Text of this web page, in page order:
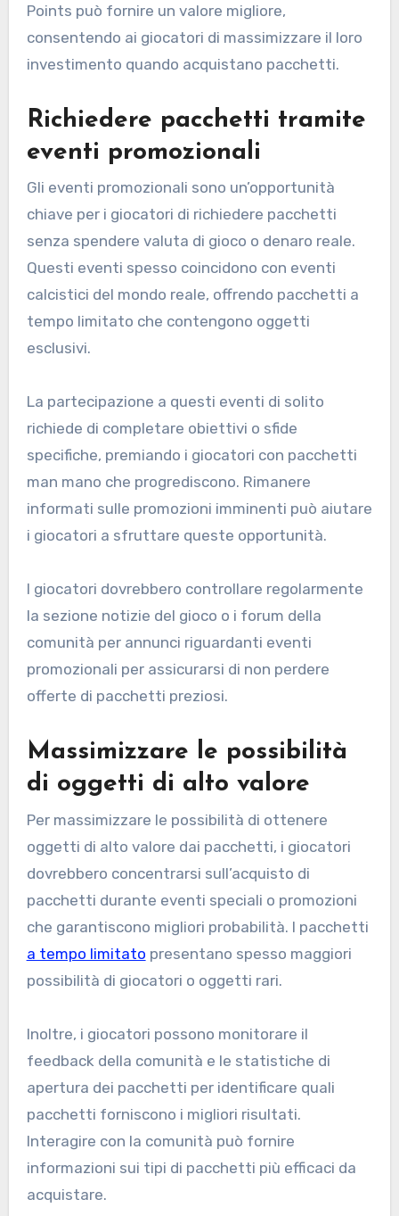
Points può fornire un valore migliore,
consentendo ai giocatori di massimizzare il loro
investimento quando acquistano pacchetti.
Richiedere pacchetti tramite
eventi promozionali
Gli eventi promozionali sono un’opportunità
chiave per i giocatori di richiedere pacchetti
senza spendere valuta di gioco o denaro reale.
Questi eventi spesso coincidono con eventi
calcistici del mondo reale, offrendo pacchetti a
tempo limitato che contengono oggetti
esclusivi.
La partecipazione a questi eventi di solito
richiede di completare obiettivi o sfide
specifiche, premiando i giocatori con pacchetti
man mano che progrediscono. Rimanere
informati sulle promozioni imminenti può aiutare
i giocatori a sfruttare queste opportunità.
I giocatori dovrebbero controllare regolarmente
la sezione notizie del gioco o i forum della
comunità per annunci riguardanti eventi
promozionali per assicurarsi di non perdere
offerte di pacchetti preziosi.
Massimizzare le possibilità
di oggetti di alto valore
Per massimizzare le possibilità di ottenere
oggetti di alto valore dai pacchetti, i giocatori
dovrebbero concentrarsi sull’acquisto di
pacchetti durante eventi speciali o promozioni
che garantiscono migliori probabilità. I pacchetti
a tempo limitato presentano spesso maggiori
possibilità di giocatori o oggetti rari.
Inoltre, i giocatori possono monitorare il
feedback della comunità e le statistiche di
apertura dei pacchetti per identificare quali
pacchetti forniscono i migliori risultati.
Interagire con la comunità può fornire
informazioni sui tipi di pacchetti più efficaci da
acquistare.